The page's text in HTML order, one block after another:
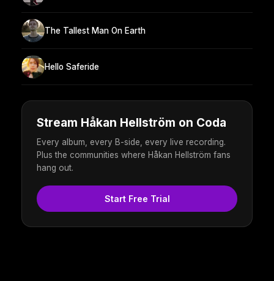
The Tallest Man On Earth
Hello Saferide
Stream Håkan Hellström on Coda
Every album, every B-side, every live recording.
Plus the communities where Håkan Hellström fans
hang out.
Start Free Trial